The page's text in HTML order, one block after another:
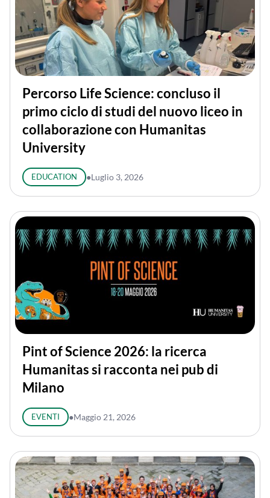
Percorso Life Science: concluso il
primo ciclo di studi del nuovo liceo in
collaborazione con Humanitas
University
EDUCATION ●Luglio 3, 2026
Pint of Science 2026: la ricerca
Humanitas si racconta nei pub di
Milano
EVENTI ●Maggio 21, 2026